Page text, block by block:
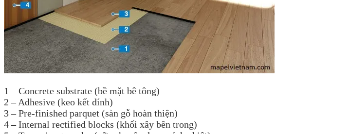
1 – Concrete substrate (bề mặt bê tông)
2 – Adhesive (keo kết dính)
3 – Pre-finished parquet (sàn gỗ hoàn thiện)
4 – Internal rectified blocks (khối xây bên trong)